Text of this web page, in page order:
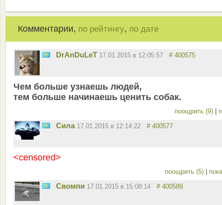
Комментарии, по рейтингу, по дате
DrAnDuLeT 17.01.2015 в 12:05:57 # 400575
Чем больше узнаешь людей,
тем больше начинаешь ценить собак.
поощрить (9)
Сила 17.01.2015 в 12:14:22 # 400577
<censored>
поощрить (5)
Свомпи 17.01.2015 в 15:08:14 # 400589